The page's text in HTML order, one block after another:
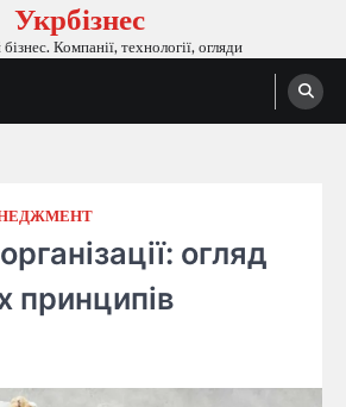
Укрбізнес
Компанії, технології, огляди
огляд
принципів